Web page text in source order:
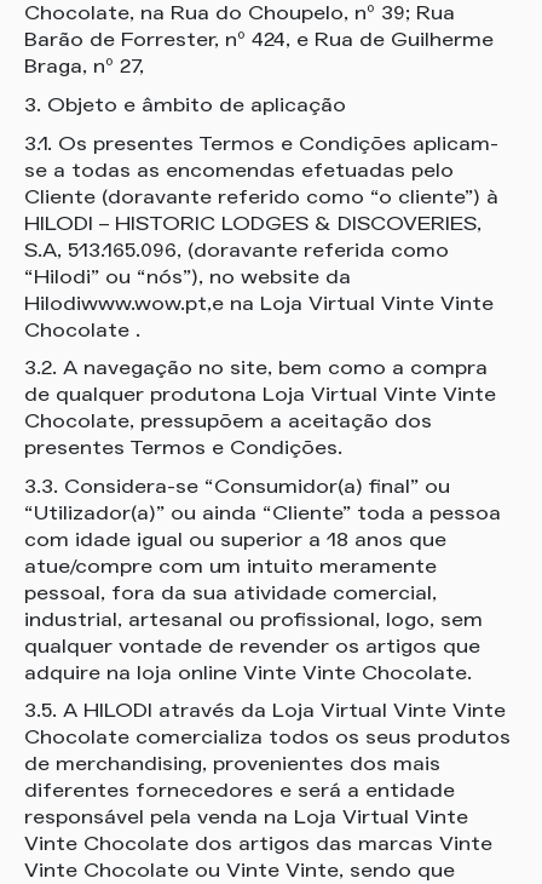
Chocolate, na Rua do Choupelo, nº 39; Rua
Barão de Forrester, nº 424, e Rua de Guilherme
Braga, nº 27,
3. Objeto e âmbito de aplicação
3.1. Os presentes Termos e Condições aplicam-
se a todas as encomendas efetuadas pelo
Cliente (doravante referido como “o cliente”) à
HILODI – HISTORIC LODGES & DISCOVERIES,
S.A, 513.165.096, (doravante referida como
“Hilodi” ou “nós”), no website da
Hilodiwww.wow.pt,e na Loja Virtual Vinte Vinte
Chocolate .
3.2. A navegação no site, bem como a compra
de qualquer produtona Loja Virtual Vinte Vinte
Chocolate, pressupõem a aceitação dos
presentes Termos e Condições.
3.3. Considera-se “Consumidor(a) final” ou
“Utilizador(a)” ou ainda “Cliente” toda a pessoa
com idade igual ou superior a 18 anos que
atue/compre com um intuito meramente
pessoal, fora da sua atividade comercial,
industrial, artesanal ou profissional, logo, sem
qualquer vontade de revender os artigos que
adquire na loja online Vinte Vinte Chocolate.
3.5. A HILODI através da Loja Virtual Vinte Vinte
Chocolate comercializa todos os seus produtos
de merchandising, provenientes dos mais
diferentes fornecedores e será a entidade
responsável pela venda na Loja Virtual Vinte
Vinte Chocolate dos artigos das marcas Vinte
Vinte Chocolate ou Vinte Vinte, sendo que